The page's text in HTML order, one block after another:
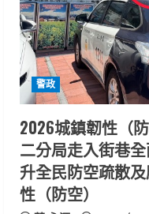
e
a
d
i
n
g
警政
2026城鎮韌性（
二分局走入街巷
升全民防空疏散
性（防空）